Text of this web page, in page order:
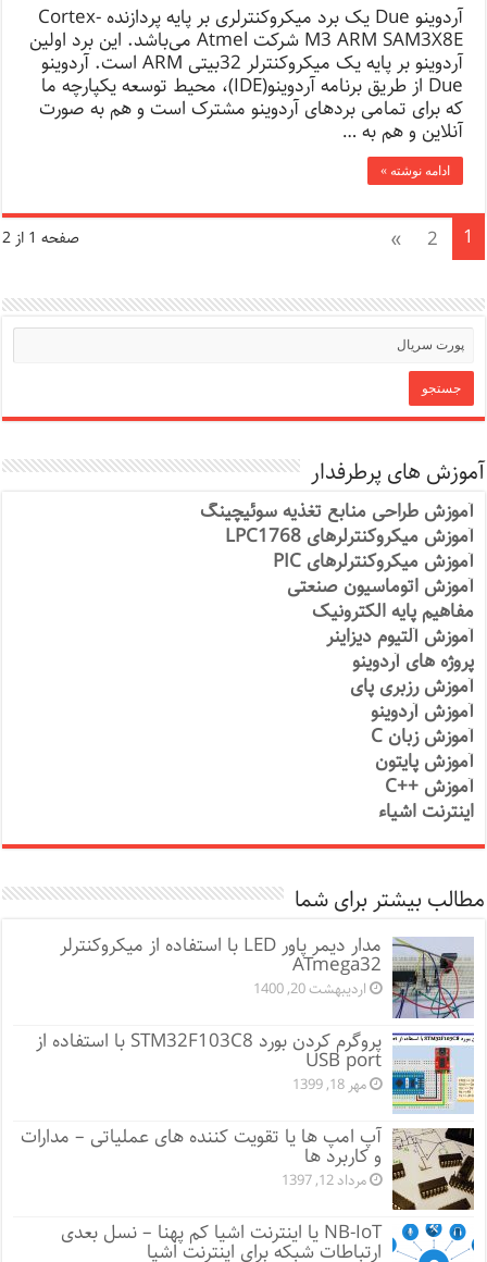
آردوینو Due یک برد میکروکنترلری بر پایه پردازنده Cortex-
M3 ARM SAM3X8E شرکت Atmel می‌باشد. این برد اولین
آردوینو بر پایه یک میکروکنترلر 32بیتی ARM است. آردوینو
Due از طریق برنامه آردوینو(IDE)، محیط توسعه یکپارچه ما
که برای تمامی بردهای آردوینو مشترک است و هم به صورت
آنلاین و هم به …
ادامه نوشته »
صفحه 1 از 2 1
2
»
آموزش های پرطرفدار
آموزش طراحی منابع تغذیه سوئیچینگ
آموزش میکروکنترلرهای LPC1768
آموزش میکروکنترلرهای PIC
آموزش اتوماسیون صنعتی
مفاهیم پایه الکترونیک
آموزش آلتیوم دیزاینر
پروژه های آردوینو
آموزش رزبری پای
آموزش آردوینو
آموزش زبان C
آموزش پایتون
آموزش ++C
اینترنت اشیاء
مطالب بیشتر برای شما
مدار دیمر پاور LED با استفاده از میکروکنترلر
ATmega32
اردیبهشت 20, 1400
پروگرم کردن بورد STM32F103C8 با استفاده از
USB port
مهر 18, 1399
آپ امپ ها یا تقویت کننده های عملیاتی – مدارات
و کاربرد ها
مرداد 12, 1397
NB-IoT یا اینترنت اشیا کم پهنا – نسل بعدی
ارتباطات شبکه برای اینترنت اشیا